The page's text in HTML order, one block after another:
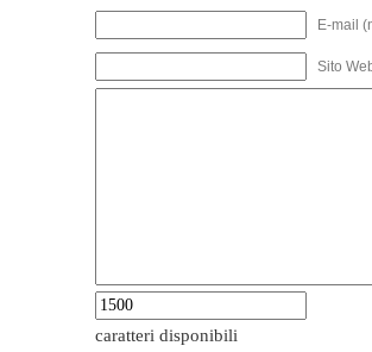
E-mail
Sito
caratteri disponibili